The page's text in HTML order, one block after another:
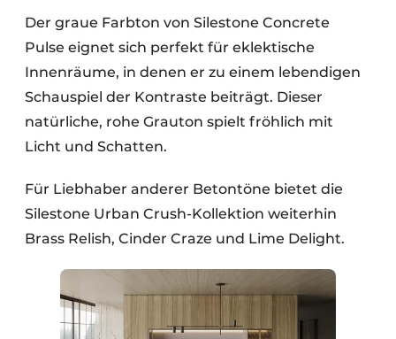
Der graue Farbton von Silestone Concrete
Pulse eignet sich perfekt für eklektische
Innenräume, in denen er zu einem lebendigen
Schauspiel der Kontraste beiträgt. Dieser
natürliche, rohe Grauton spielt fröhlich mit
Licht und Schatten.
Für Liebhaber anderer Betontöne bietet die
Silestone Urban Crush-Kollektion weiterhin
Brass Relish, Cinder Craze und Lime Delight.